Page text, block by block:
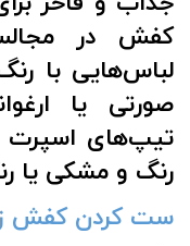
کفش در
لباس‌هایی با
صورتی یا
تیپ‌های اسپرت
رنگ و مشکی یا
ست کردن کفش